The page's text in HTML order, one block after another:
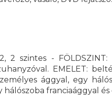
2 szintes -
EMELET:
ággyal, egy
hálószoba franciaággyal